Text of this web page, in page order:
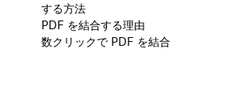
する方法
PDF を結合する理由
数クリックで PDF を結合